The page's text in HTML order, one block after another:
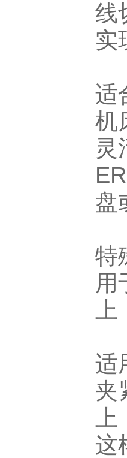
线
实
适
机
灵
盘
特
用
适
夹
这